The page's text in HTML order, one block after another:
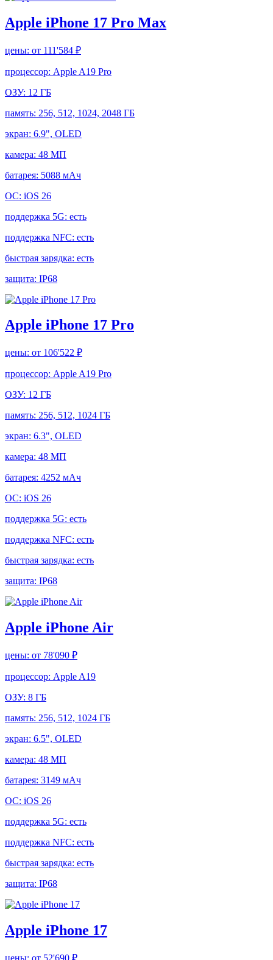
Apple iPhone 17 Pro Max
цены: от 111'584 ₽
процессор: Apple A19 Pro
ОЗУ: 12 ГБ
память: 256, 512, 1024, 2048 ГБ
экран: 6.9", OLED
камера: 48 МП
батарея: 5088 мАч
ОС: iOS 26
поддержка 5G: есть
поддержка NFC: есть
быстрая зарядка: есть
защита: IP68
Apple iPhone 17 Pro
цены: от 106'522 ₽
процессор: Apple A19 Pro
ОЗУ: 12 ГБ
память: 256, 512, 1024 ГБ
экран: 6.3", OLED
камера: 48 МП
батарея: 4252 мАч
ОС: iOS 26
поддержка 5G: есть
поддержка NFC: есть
быстрая зарядка: есть
защита: IP68
Apple iPhone Air
цены: от 78'090 ₽
процессор: Apple A19
ОЗУ: 8 ГБ
память: 256, 512, 1024 ГБ
экран: 6.5", OLED
камера: 48 МП
батарея: 3149 мАч
ОС: iOS 26
поддержка 5G: есть
поддержка NFC: есть
быстрая зарядка: есть
защита: IP68
Apple iPhone 17
цены: от 52'690 ₽